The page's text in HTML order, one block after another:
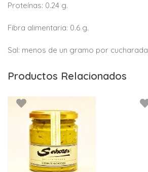
Proteínas: 0.24 g.
Fibra alimentaria: 0.6 g.
Sal: menos de un gramo por cucharada
Productos Relacionados